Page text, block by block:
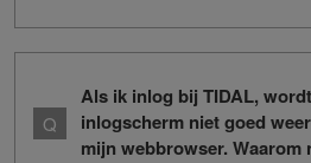
Als ik inlog bij TIDAL,
inlogscherm niet goed
mijn webbrowser. Waarom